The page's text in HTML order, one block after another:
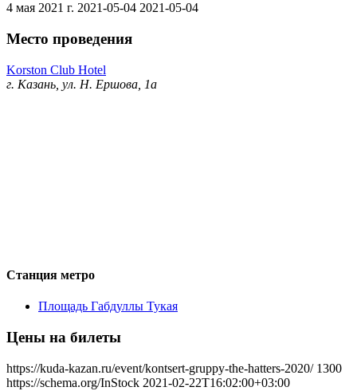
4 мая 2021 г. 2021-05-04 2021-05-04
Место проведения
Korston Club Hotel
г. Казань, ул. Н. Ершова, 1а
Станция метро
Площадь Габдуллы Тукая
Цены на билеты
https://kuda-kazan.ru/event/kontsert-gruppy-the-hatters-2020/ 1300
https://schema.org/InStock 2021-02-22T16:02:00+03:00